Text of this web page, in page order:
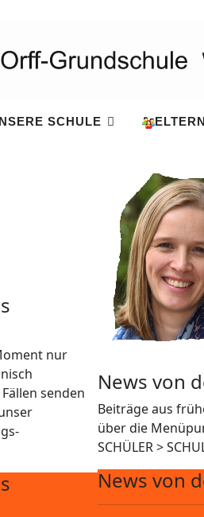
SCHULE ELTERN
nur
senden
News von
Beiträge aus
über die
SCHÜLER >
News von